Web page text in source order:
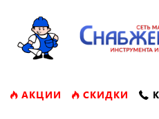
АКЦИИ СКИДКИ